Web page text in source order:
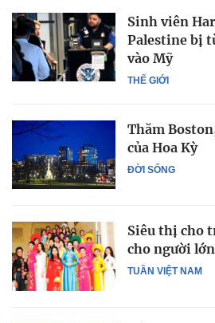
THẾ GIỚI
Sinh viên
Palestine bị
vào Mỹ
ĐỜI SỐNG
Thăm
của Hoa Kỳ
TUẦN VIỆT NAM
Siêu thị cho
cho người lớn